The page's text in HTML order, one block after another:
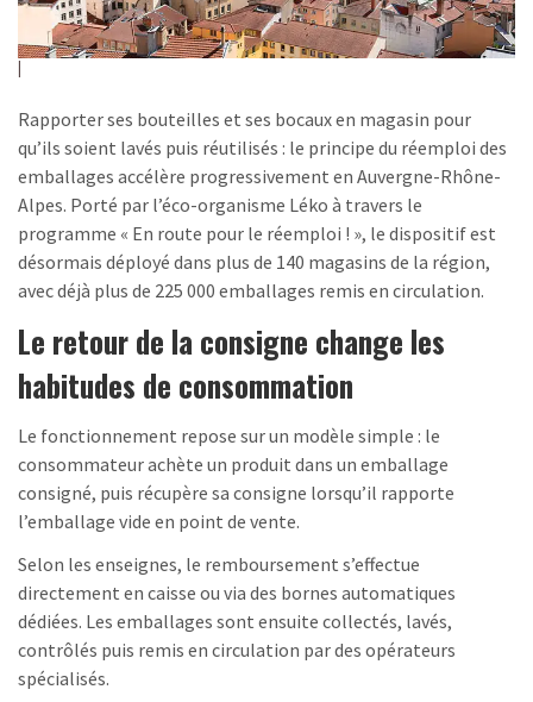
Rapporter ses bouteilles et ses bocaux en magasin pour
qu’ils soient lavés puis réutilisés : le principe du réemploi des
emballages accélère progressivement en Auvergne-Rhône-
Alpes. Porté par l’éco-organisme Léko à travers le
programme « En route pour le réemploi ! », le dispositif est
désormais déployé dans plus de 140 magasins de la région,
avec déjà plus de 225 000 emballages remis en circulation.
Le retour de la consigne change les
habitudes de consommation
Le fonctionnement repose sur un modèle simple : le
consommateur achète un produit dans un emballage
consigné, puis récupère sa consigne lorsqu’il rapporte
l’emballage vide en point de vente.
Selon les enseignes, le remboursement s’effectue
directement en caisse ou via des bornes automatiques
dédiées. Les emballages sont ensuite collectés, lavés,
contrôlés puis remis en circulation par des opérateurs
spécialisés.